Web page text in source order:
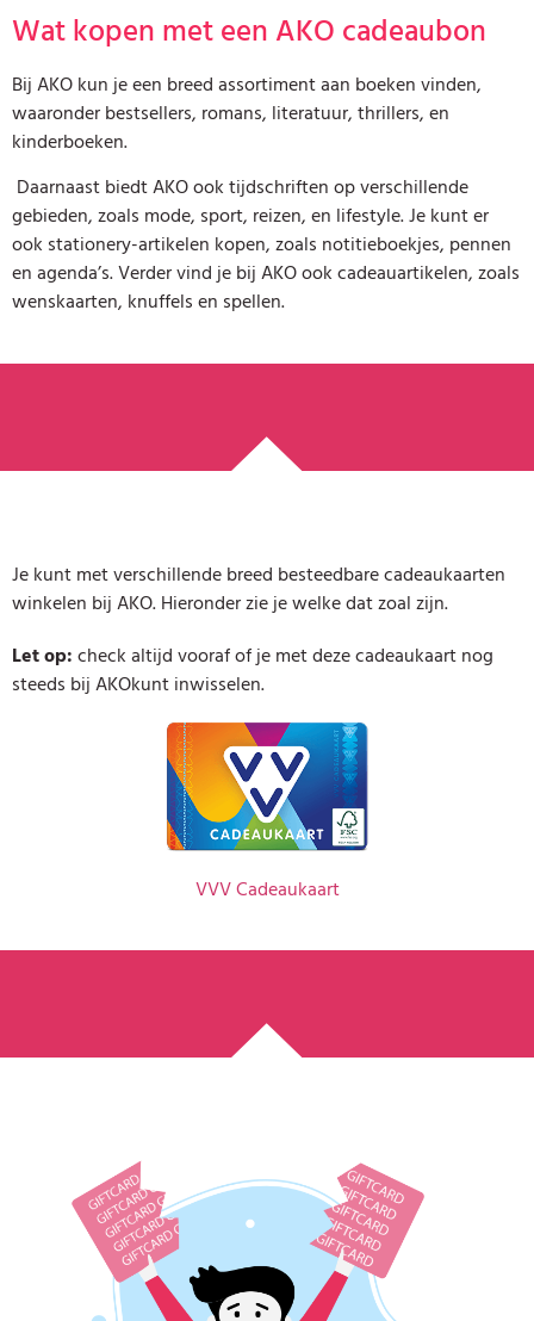
Wat kopen met een AKO cadeaubon
Bij AKO kun je een breed assortiment aan boeken vinden,
waaronder bestsellers, romans, literatuur, thrillers, en
kinderboeken.
Daarnaast biedt AKO ook tijdschriften op verschillende
gebieden, zoals mode, sport, reizen, en lifestyle. Je kunt er
ook stationery-artikelen kopen, zoals notitieboekjes, pennen
en agenda’s. Verder vind je bij AKO ook cadeauartikelen, zoals
wenskaarten, knuffels en spellen.
Je kunt met verschillende breed besteedbare cadeaukaarten
winkelen bij AKO. Hieronder zie je welke dat zoal zijn.
Let op:check altijd vooraf of je met deze cadeaukaart nog
steeds bij AKOkunt inwisselen.
VVV Cadeaukaart